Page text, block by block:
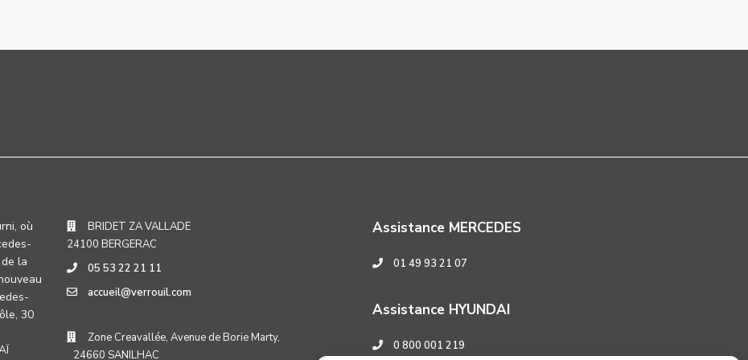
où
la
30
BRIDET ZA VALLADE
24100 BERGERAC
05 53 22 21 11
accueil@verrouil.com
Zone Creavallée, Avenue de Borie Marty,
24660 SANILHAC
Assistance MERCEDES
01 49 93 21 07
Assistance HYUNDAI
0 800 001 219